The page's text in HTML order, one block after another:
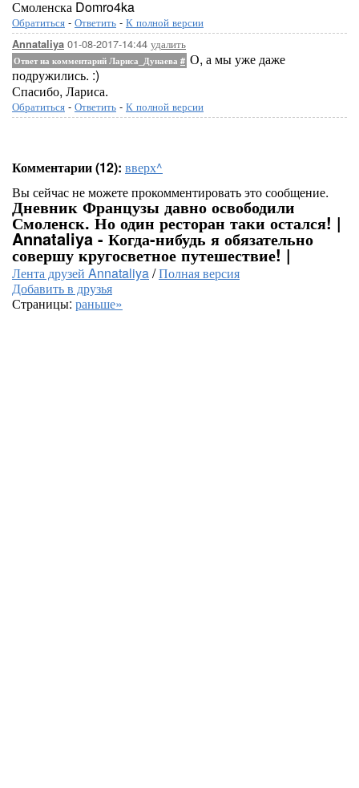
Смоленска Domro4ka
Обратиться - Ответить - К полной версии
Annataliya 01-08-2017-14:44 удалить
Ответ на комментарий Лариса_Дунаева # О, а мы уже даже
подружились. :)
Спасибо, Лариса.
Обратиться - Ответить - К полной версии
Комментарии (12): вверх^
Вы сейчас не можете прокомментировать это сообщение.
Дневник Французы давно освободили
Смоленск. Но один ресторан таки остался! |
Annataliya - Когда-нибудь я обязательно
совершу кругосветное путешествие! |
Лента друзей Annataliya/Полная версия
Добавить в друзья
Страницы: раньше»